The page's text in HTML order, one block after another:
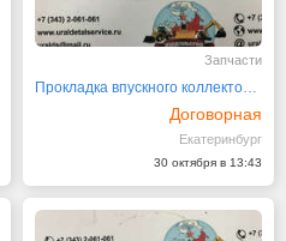
Запчасти
Прокладка впускного коллектора 20555515
Договорная
Екатеринбург
30 октября в 13:43